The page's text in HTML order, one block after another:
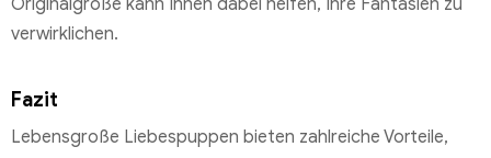
verwirklichen.
Fazit
Lebensgroße Liebespuppen bieten zahlreiche Vorteile,